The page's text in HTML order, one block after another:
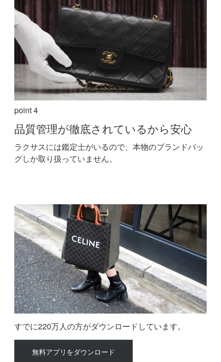
point 4
品質管理が徹底されているから安心
ラクサスには鑑定士がいるので、本物のブランドバッ
グしか取り扱っていません。
すでに220万人の方がダウンロードしています。
無料アプリをダウンロード